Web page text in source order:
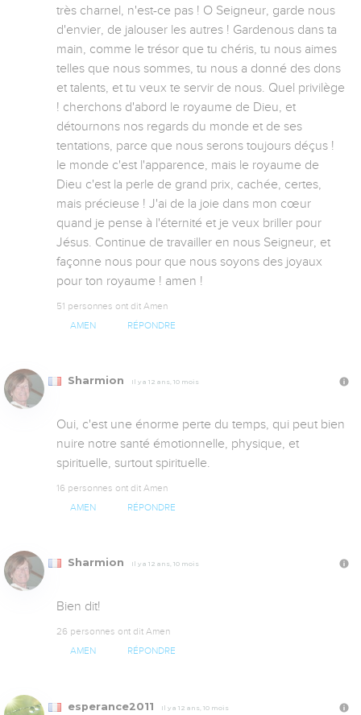
très charnel, n'est-ce pas ! O Seigneur, garde nous
d'envier, de jalouser les autres ! Gardenous dans ta
main, comme le trésor que tu chéris, tu nous aimes
telles que nous sommes, tu nous a donné des dons
et talents, et tu veux te servir de nous. Quel privilège
! cherchons d'abord le royaume de Dieu, et
détournons nos regards du monde et de ses
tentations, parce que nous serons toujours déçus !
le monde c'est l'apparence, mais le royaume de
Dieu c'est la perle de grand prix, cachée, certes,
mais précieuse ! J'ai de la joie dans mon cœur
quand je pense à l'éternité et je veux briller pour
Jésus. Continue de travailler en nous Seigneur, et
façonne nous pour que nous soyons des joyaux
pour ton royaume ! amen !
51 personnes ont dit Amen
AMEN RÉPONDRE
Sharmion Il y a 12 ans, 10 mois
Oui, c'est une énorme perte du temps, qui peut bien
nuire notre santé émotionnelle, physique, et
spirituelle, surtout spirituelle.
16 personnes ont dit Amen
AMEN RÉPONDRE
Sharmion Il y a 12 ans, 10 mois
Bien dit!
26 personnes ont dit Amen
AMEN RÉPONDRE
esperance2011 Il y a 12 ans, 10 mois